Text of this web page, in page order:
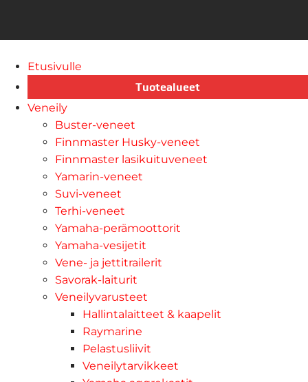
Etusivulle
Tuotealueet
Veneily
Buster-veneet
Finnmaster Husky-veneet
Finnmaster lasikuituveneet
Yamarin-veneet
Suvi-veneet
Terhi-veneet
Yamaha-perämoottorit
Yamaha-vesijetit
Vene- ja jettitrailerit
Savorak-laiturit
Veneilyvarusteet
Hallintalaitteet & kaapelit
Raymarine
Pelastusliivit
Veneilytarvikkeet